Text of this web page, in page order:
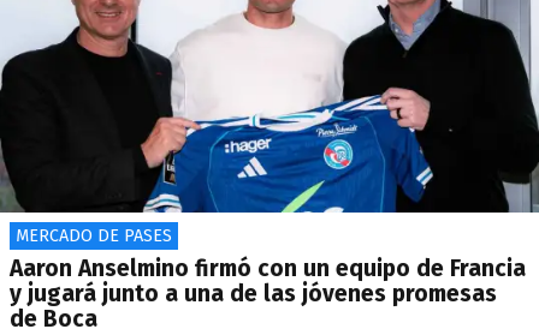
MERCADO DE PASES
Aaron Anselmino firmó con un equipo de Francia
y jugará junto a una de las jóvenes promesas
de Boca